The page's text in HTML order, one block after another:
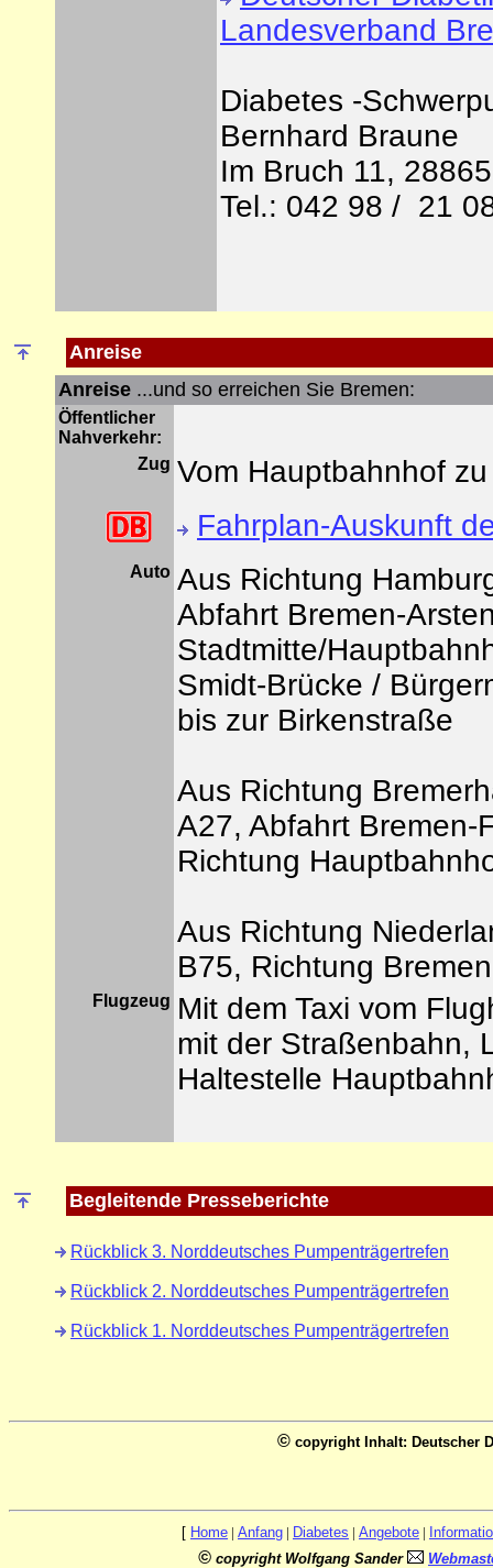
Landesverband
Diabetes -
Bernhard Braune
Im Bruch 11,
Tel.: 042 98 / 21
Anreise
Anreise ...und so erreichen Sie Bremen:
Öffentlicher
Nahverkehr:
Zug Vom Hauptbahnhof
Fahrplan-Auskunft
Auto Aus Richtung
Abfahrt Bremen-
Stadtmitte/
Smidt-Brücke /
bis zur Birkenstraße
Aus Richtung
A27, Abfahrt Bremen-
Richtung
Aus Richtung
B75, Richtung
Flugzeug Mit dem Taxi vom
mit der Straßenbahn,
Haltestelle
Begleitende Presseberichte
Rückblick 3. Norddeutsches Pumpenträgertrefen
Rückblick 2. Norddeutsches Pumpenträgertrefen
Rückblick 1. Norddeutsches Pumpenträgertrefen
©copyright Inhalt: Deutscher
[ Home | Anfang | Diabetes | Angebote |
© copyright Wolfgang Sander